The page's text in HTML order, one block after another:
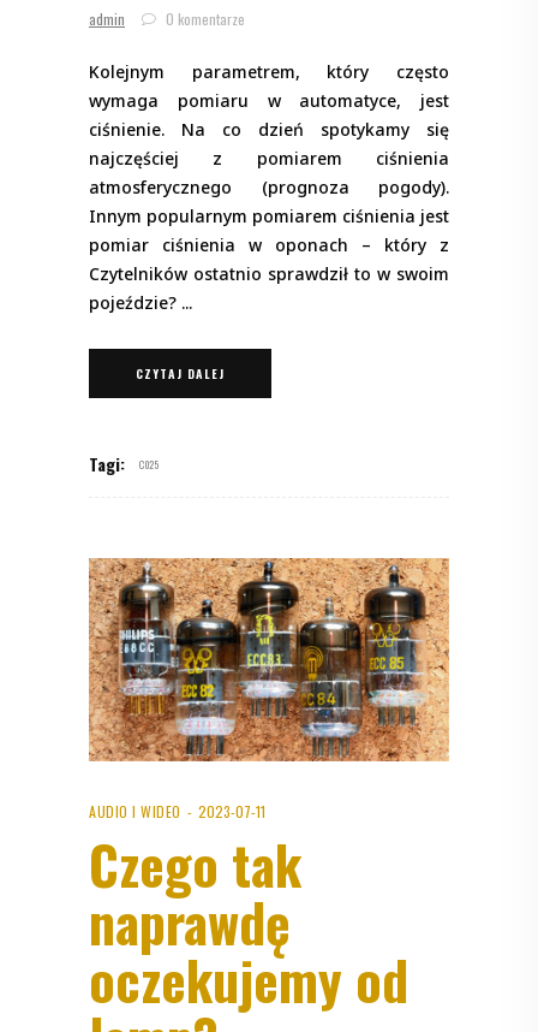
admin 0 komentarze
Kolejnym parametrem, który często
wymaga pomiaru w automatyce, jest
ciśnienie. Na co dzień spotykamy się
najczęściej z pomiarem ciśnienia
atmosferycznego (prognoza pogody).
Innym popularnym pomiarem ciśnienia jest
pomiar ciśnienia w oponach – który z
Czytelników ostatnio sprawdził to w swoim
pojeździe?
CZYTAJ DALEJ
Tagi: C025
AUDIO I WIDEO 2023-07-11
Czego tak
naprawdę
oczekujemy od